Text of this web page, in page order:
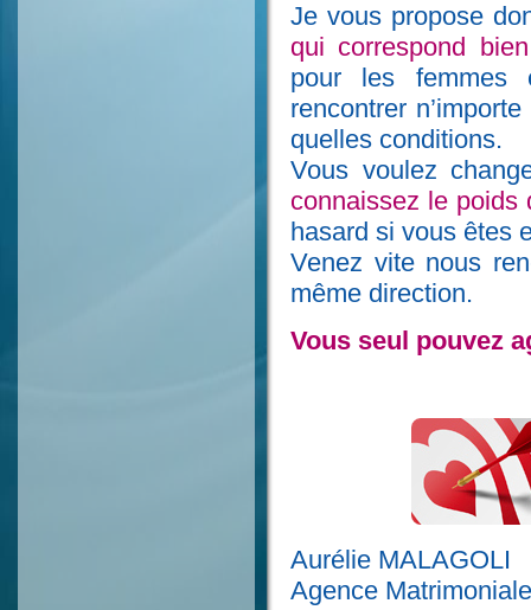
Je vous propose
qui correspond
pour les
rencontrer
quelles conditions.
Vous voulez
connaissez le poids
hasard si vous êtes
Venez vite nous
même direction.
Vous seul pouvez
Aurélie MALAGOLI
Agence